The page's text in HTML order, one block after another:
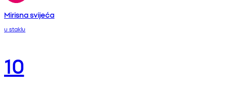
Mirisna svijeća
u staklu
10